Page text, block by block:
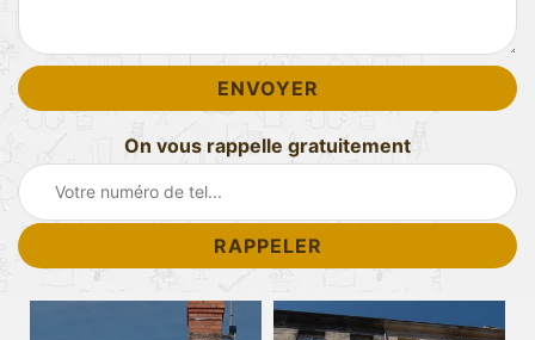
On vous rappelle gratuitement